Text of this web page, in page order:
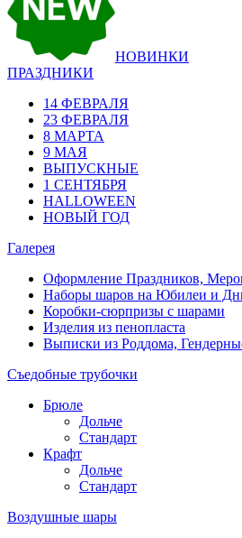
НОВИНКИ
ПРАЗДНИКИ
14 ФЕВРАЛЯ
23 ФЕВРАЛЯ
8 МАРТА
9 МАЯ
ВЫПУСКНЫЕ
1 СЕНТЯБРЯ
HALLOWEEN
НОВЫЙ ГОД
Галерея
Оформление Праздников,
Наборы шаров на Юбилеи и
Коробки-сюрпризы с шарами
Изделия из пенопласта
Выписки из Роддома,
Съедобные трубочки
Брюле
Дольче
Стандарт
Крафт
Дольче
Стандарт
Воздушные шары